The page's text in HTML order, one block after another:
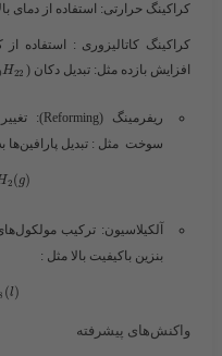
کراکینگ حرارتی: استفاده از دمای بالا (500-700 درجه
کراکینگ کاتالیزوری : استفاده
افزایش بازده مثل: تبدیل دکان (
H22
ریفرمینگ (Reforming)
:
سوخت مثل : تبدیل پارافین‌ها
2 (g)
آلکیلاسیون: ترکیب
بنزین باکیفیت بالا مثل :
(l)
واکنش‌های پیشرفته